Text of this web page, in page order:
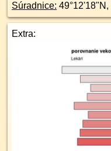
Súradnice: 49°12'18"N ,
Extra: